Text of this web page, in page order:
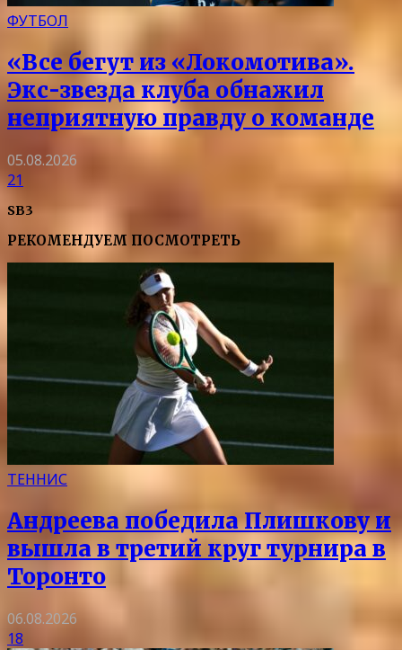
ФУТБОЛ
«Все бегут из «Локомотива».
Экс-звезда клуба обнажил
неприятную правду о команде
05.08.2026
21
SB3
РЕКОМЕНДУЕМ ПОСМОТРЕТЬ
ТЕННИС
Андреева победила Плишкову и
вышла в третий круг турнира в
Торонто
06.08.2026
18